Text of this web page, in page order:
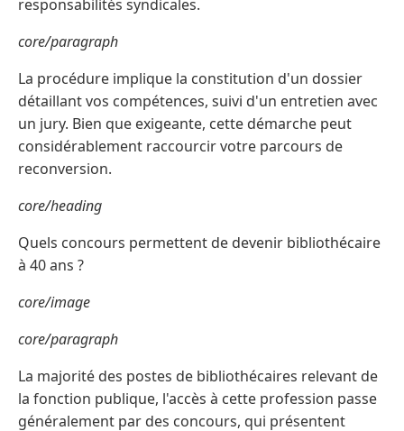
responsabilités syndicales.
core/paragraph
La procédure implique la constitution d'un dossier
détaillant vos compétences, suivi d'un entretien avec
un jury. Bien que exigeante, cette démarche peut
considérablement raccourcir votre parcours de
reconversion.
core/heading
Quels concours permettent de devenir bibliothécaire
à 40 ans ?
core/image
core/paragraph
La majorité des postes de bibliothécaires relevant de
la fonction publique, l'accès à cette profession passe
généralement par des concours, qui présentent